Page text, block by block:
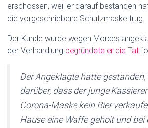
erschossen, weil er darauf bestanden
die vorgeschriebene Schutzmaske trug.
Der Kunde wurde wegen Mordes
der Verhandlung begründete er die Tat
Der Angeklagte hatte
darüber, dass der junge
Corona-Maske kein Bier
Hause eine Waffe geholt und bei